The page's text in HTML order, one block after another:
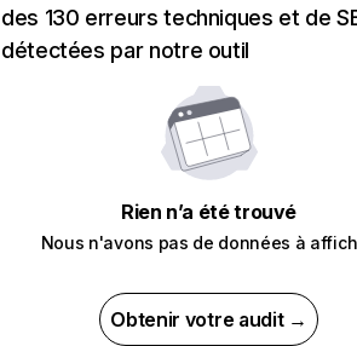
des 130 erreurs techniques et de
détectées par notre outil
Rien n’a été trouvé
Nous n'avons pas de données à
Obtenir votre audit →